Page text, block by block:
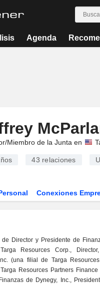
Agenda
Miembro de la Junta en
43 relaciones
Conexiones
Director y Presidente de
Resources Corp.,
(una filial de Targa
Resources Partners
de Dynegy, Inc.,